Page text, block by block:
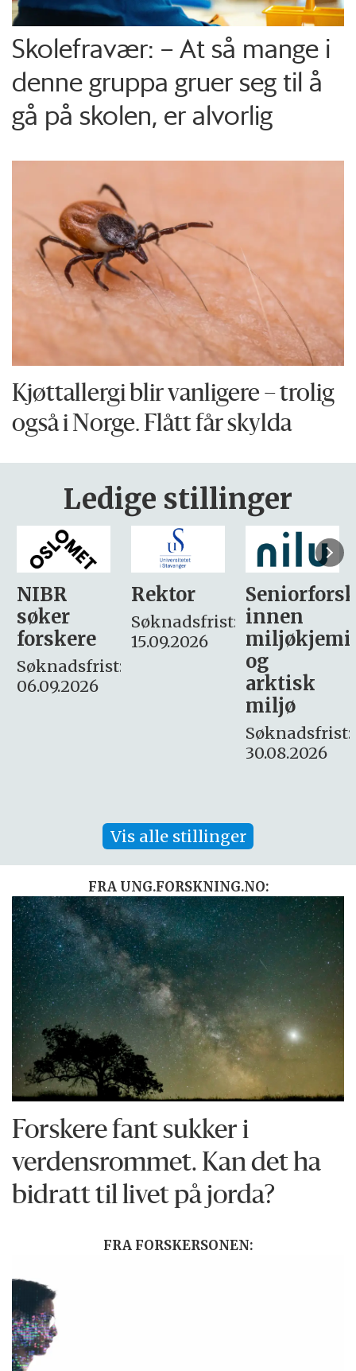
Skolefravær: – At så mange i
denne gruppa gruer seg til å
gå på skolen, er alvorlig
Kjøttallergi blir vanligere – trolig
også i Norge. Flått får skylda
Ledige stillinger
Rektor
Søknadsfrist:
15.09.2026
Seniorforsker
innen
miljøkjemi
søker
– fast
Søknadsfrist:
16. august.
Vis alle stillinger
FRA UNG.FORSKNING.NO:
Forskere fant sukker i
verdensrommet. Kan det ha
bidratt til livet på jorda?
FRA FORSKERSONEN: